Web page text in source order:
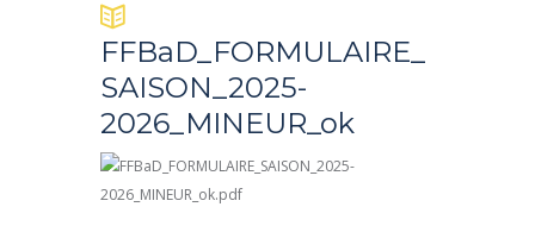
FFBaD_FORMULAIRE_
SAISON_2025-
2026_MINEUR_ok